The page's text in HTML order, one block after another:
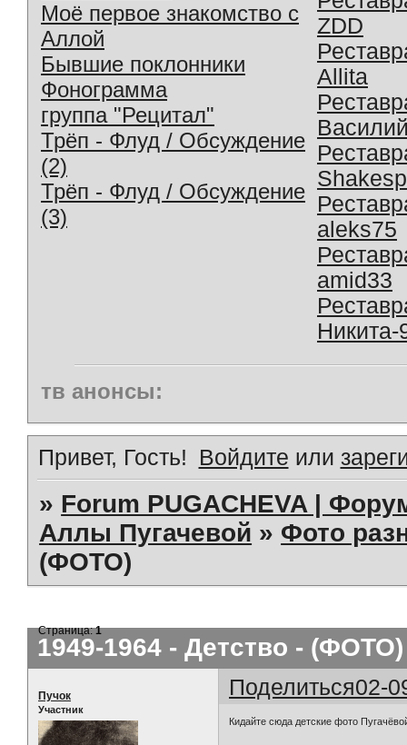
Моё первое знакомство с
Аллой
Бывшие поклонники
Фонограмма
группа "Рецитал"
Трёп - Флуд / Обсуждение
(2)
Трёп - Флуд / Обсуждение
(3)
ZDD
Allita
aleks75
amid33
Никита-
тв анонсы:
Привет, Гость! Войдите или
» Forum PUGACHEVA |
Аллы Пугачевой » Фото
(ФОТО)
1949-1964 - Детство - (ФОТО)
Страница:1
Поделиться02-
Пучок
Участник
Кидайте сюда детские фото